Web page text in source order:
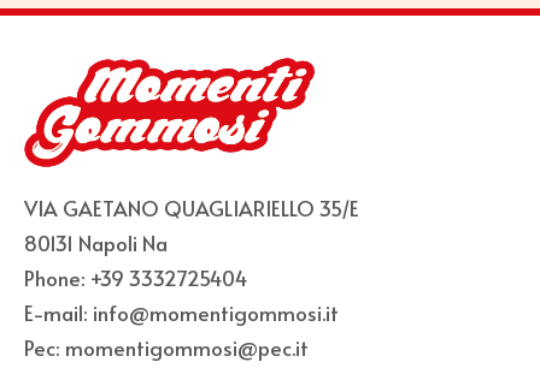
VIA GAETANO QUAGLIARIELLO 35/E
80131 Napoli Na
Phone: +39 3332725404
E-mail: info@momentigommosi.it
Pec: momentigommosi@pec.it